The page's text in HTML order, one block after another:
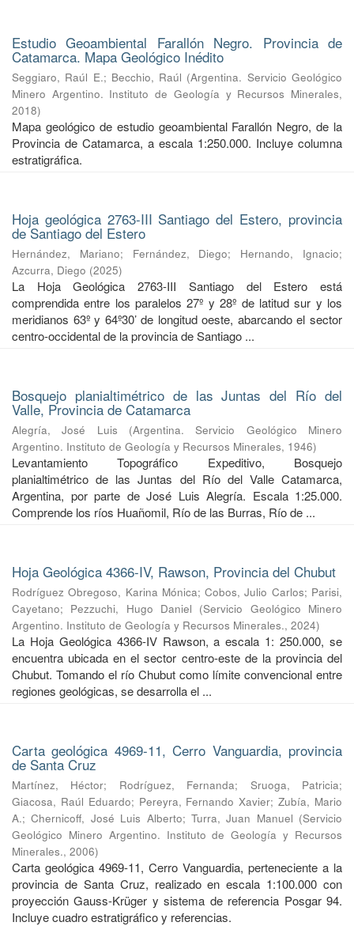
Estudio Geoambiental Farallón Negro. Provincia de
Catamarca. Mapa Geológico Inédito
Seggiaro, Raúl E.; Becchio, Raúl (Argentina. Servicio Geológico
Minero Argentino. Instituto de Geología y Recursos Minerales,
2018)
Mapa geológico de estudio geoambiental Farallón Negro, de la
Provincia de Catamarca, a escala 1:250.000. Incluye columna
estratigráfica.
Hoja geológica 2763-III Santiago del Estero, provincia
de Santiago del Estero
Hernández, Mariano; Fernández, Diego; Hernando, Ignacio;
Azcurra, Diego (2025)
La Hoja Geológica 2763-III Santiago del Estero está
comprendida entre los paralelos 27º y 28º de latitud sur y los
meridianos 63º y 64º30’ de longitud oeste, abarcando el sector
centro-occidental de la provincia de Santiago ...
Bosquejo planialtimétrico de las Juntas del Río del
Valle, Provincia de Catamarca
Alegría, José Luis (Argentina. Servicio Geológico Minero
Argentino. Instituto de Geología y Recursos Minerales, 1946)
Levantamiento Topográfico Expeditivo, Bosquejo
planialtimétrico de las Juntas del Río del Valle Catamarca,
Argentina, por parte de José Luis Alegría. Escala 1:25.000.
Comprende los ríos Huañomil, Río de las Burras, Río de ...
Hoja Geológica 4366-IV, Rawson, Provincia del Chubut
Rodríguez Obregoso, Karina Mónica;Cobos, Julio Carlos; Parisi,
Cayetano; Pezzuchi, Hugo Daniel (Servicio Geológico Minero
Argentino. Instituto de Geología y Recursos Minerales., 2024)
La Hoja Geológica 4366-IV Rawson, a escala 1: 250.000, se
encuentra ubicada en el sector centro-este de la provincia del
Chubut. Tomando el río Chubut como límite convencional entre
regiones geológicas, se desarrolla el ...
Carta geológica 4969-11, Cerro Vanguardia, provincia
de Santa Cruz
Martínez, Héctor; Rodríguez, Fernanda; Sruoga, Patricia;
Giacosa, Raúl Eduardo; Pereyra, Fernando Xavier;Zubía, Mario
A.;Chernicoff, José Luis Alberto; Turra, Juan Manuel (Servicio
Geológico Minero Argentino. Instituto de Geología y Recursos
Minerales., 2006)
Carta geológica 4969-11, Cerro Vanguardia, perteneciente a la
provincia de Santa Cruz, realizado en escala 1:100.000 con
proyección Gauss-Krüger y sistema de referencia Posgar 94.
Incluye cuadro estratigráfico y referencias.